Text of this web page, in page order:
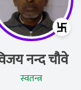
नन्द चौवे
स्वतन्त्र